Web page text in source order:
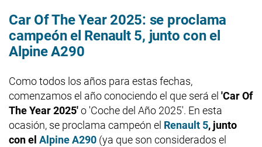
Car Of The Year 2025: se proclama
campeón el Renault 5, junto con el
Alpine A290
Como todos los años para estas fechas,
comenzamos el año conociendo el que será el 'Car Of
The Year 2025'o 'Coche del Año 2025'. En esta
ocasión, se proclama campeón el Renault 5, junto
con el Alpine A290 (ya que son considerados el